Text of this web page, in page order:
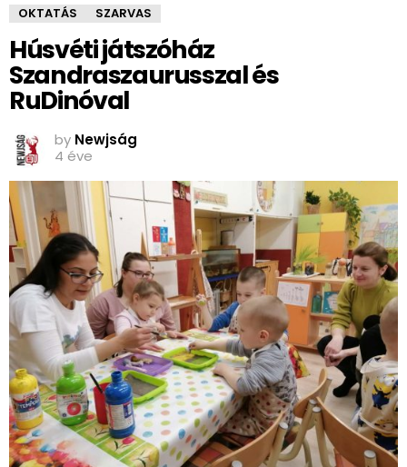
OKTATÁS SZARVAS
Húsvéti játszóház
Szandraszaurusszal és
RuDinóval
by Newjság
4 éve